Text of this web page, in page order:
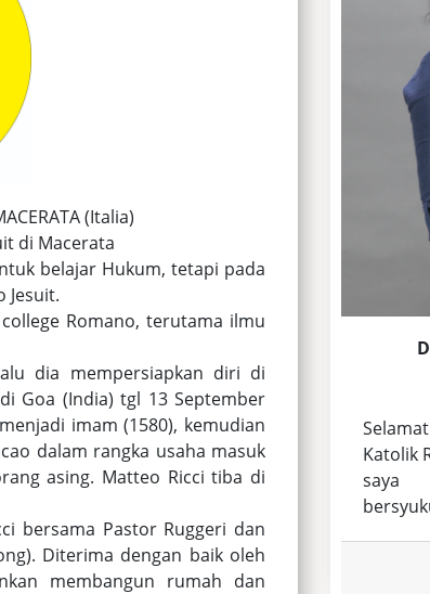
(Italia)
di Macerata
belajar Hukum, tetapi pada
Jesuit.
Romano, terutama ilmu
dia mempersiapkan diri di
Goa (India) tgl 13 September
imam (1580), kemudian
dalam rangka usaha masuk
asing. Matteo Ricci tiba di
bersama Pastor Ruggeri dan
Diterima dengan baik oleh
membangun rumah dan
Katolik
saya